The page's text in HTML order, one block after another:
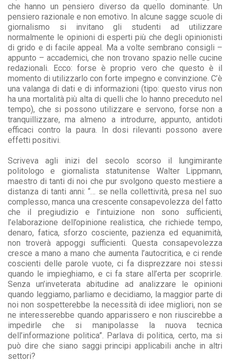
che hanno un pensiero diverso da quello dominante. Un
pensiero razionale e non emotivo. In alcune sagge scuole di
giornalismo si invitano gli studenti ad utilizzare
normalmente le opinioni di esperti più che degli opinionisti
di grido e di facile appeal. Ma a volte sembrano consigli –
appunto – accademici, che non trovano spazio nelle cucine
redazionali. Ecco: forse è proprio vero che questo è il
momento di utilizzarlo con forte impegno e convinzione. C’è
una valanga di dati e di informazioni (tipo: questo virus non
ha una mortalità più alta di quelli che lo hanno preceduto nel
tempo), che si possono utilizzare e servono, forse non a
tranquillizzare, ma almeno a introdurre, appunto, antidoti
efficaci contro la paura. In dosi rilevanti possono avere
effetti positivi.
Scriveva agli inizi del secolo scorso il lungimirante
politologo e giornalista statunitense Walter Lippmann,
maestro di tanti di noi che pur svolgono questo mestiere a
distanza di tanti anni: “… se nella collettività, presa nel suo
complesso, manca una crescente consapevolezza del fatto
che il pregiudizio e l’intuizione non sono sufficienti,
l’elaborazione dell’opinione realistica, che richiede tempo,
denaro, fatica, sforzo cosciente, pazienza ed equanimità,
non troverà appoggi sufficienti. Questa consapevolezza
cresce a mano a mano che aumenta l’autocritica, e ci rende
coscienti delle parole vuote, ci fa disprezzare noi stessi
quando le impieghiamo, e ci fa stare all’erta per scoprirle.
Senza un’inveterata abitudine ad analizzare le opinioni
quando leggiamo, parliamo e decidiamo, la maggior parte di
noi non sospetterebbe la necessità di idee migliori, non se
ne interesserebbe quando apparissero e non riuscirebbe a
impedirle che si manipolasse la nuova tecnica
dell’informazione politica”. Parlava di politica, certo, ma si
può dire che siano saggi principi applicabili anche in altri
settori?